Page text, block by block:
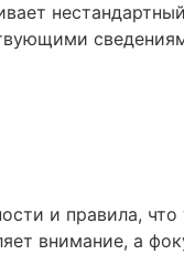
и правила,
внимание, а